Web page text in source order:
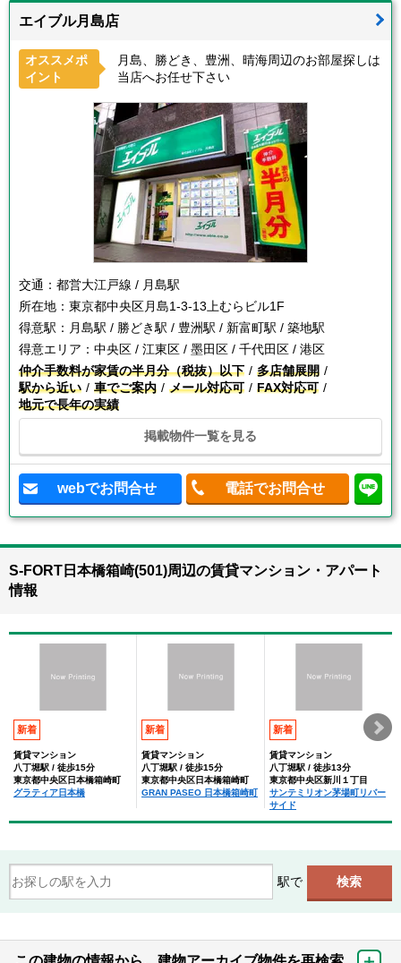
エイブル月島店
オススメポ
イント
月島、勝どき、豊洲、晴海周辺のお部屋探しは
当店へお任せ下さい
交通： 都営大江戸線 / 月島駅
所在地： 東京都中央区月島1-3-13上むらビル1F
得意駅： 月島駅 / 勝どき駅 / 豊洲駅 / 新富町駅 / 築地駅
得意エリア： 中央区 / 江東区 / 墨田区 / 千代田区 / 港区
仲介手数料が家賃の半月分（税抜）以下
多店舗展開
駅から近い
車でご案内 メール対応可
FAX対応可
地元で長年の実績
掲載物件一覧を見る
webでお問合せ 電話でお問合せ
S-FORT日本橋箱崎(501)周辺の賃貸マンション・アパート
情報
新着
賃貸マンション
八丁堀駅 / 徒歩15分
東京都中央区日本橋箱崎町
グラティア日本橋
新着
賃貸マンション
八丁堀駅 / 徒歩15分
東京都中央区日本橋箱崎町
GRAN PASEO 日本橋箱崎町
新着
賃貸マンション
八丁堀駅 / 徒歩13分
東京都中央区新川１丁目
サンテミリオン茅場町リバー
サイド
駅で